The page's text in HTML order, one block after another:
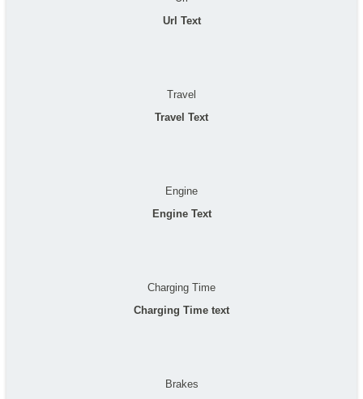
Url Text
Travel
Travel Text
Engine
Engine Text
Charging Time
Charging Time text
Brakes